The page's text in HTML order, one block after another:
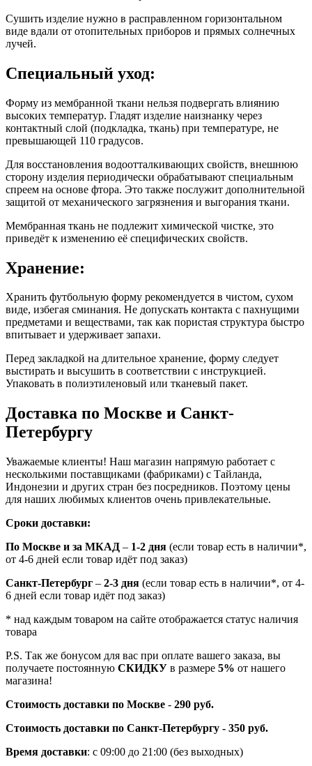
Сушить изделие нужно в расправленном горизонтальном
виде вдали от отопительных приборов и прямых солнечных
лучей.
Специальный уход:
Форму из мембранной ткани нельзя подвергать влиянию
высоких температур. Гладят изделие наизнанку через
контактный слой (подкладка, ткань) при температуре, не
превышающей 110 градусов.
Для восстановления водоотталкивающих свойств, внешнюю
сторону изделия периодически обрабатывают специальным
спреем на основе фтора. Это также послужит дополнительной
защитой от механического загрязнения и выгорания ткани.
Мембранная ткань не подлежит химической чистке, это
приведёт к изменению её специфических свойств.
Хранение:
Хранить футбольную форму рекомендуется в чистом, сухом
виде, избегая сминания. Не допускать контакта с пахнущими
предметами и веществами, так как пористая структура быстро
впитывает и удерживает запахи.
Перед закладкой на длительное хранение, форму следует
выстирать и высушить в соответствии с инструкцией.
Упаковать в полиэтиленовый или тканевый пакет.
Доставка по Москве и Санкт-
Петербургу
Уважаемые клиенты! Наш магазин напрямую работает с
несколькими поставщиками (фабриками) с Тайланда,
Индонезии и других стран без посредников. Поэтому цены
для наших любимых клиентов очень привлекательные.
Сроки доставки:
По Москве и за МКАД – 1-2 дня (если товар есть в наличии*,
от 4-6 дней если товар идёт под заказ)
Санкт-Петербург – 2-3 дня (если товар есть в наличии*, от 4-
6 дней если товар идёт под заказ)
* над каждым товаром на сайте отображается статус наличия
товара
P.S. Так же бонусом для вас при оплате вашего заказа, вы
получаете постоянную СКИДКУ в размере 5% от нашего
магазина!
Стоимость доставки по Москве - 290 руб.
Стоимость доставки по Санкт-Петербургу - 350 руб.
Время доставки: с 09:00 до 21:00 (без выходных)